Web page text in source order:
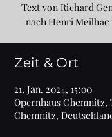
Text von Richard
Zeit & Ort
21. Jan. 2024, 15:00
Opernhaus Chemnitz,
Chemnitz,